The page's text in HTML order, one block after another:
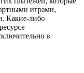
играми,
Какие-либо
в